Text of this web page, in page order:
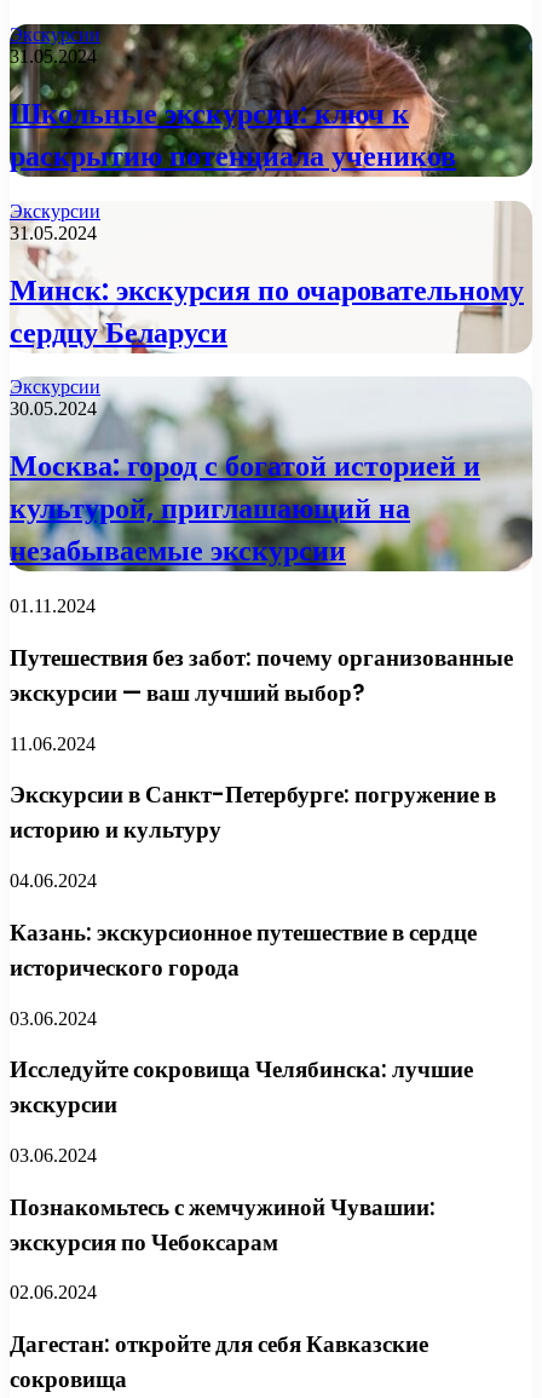
Экскурсии
31.05.2024
Школьные экскурсии: ключ к
раскрытию потенциала учеников
Экскурсии
31.05.2024
Минск: экскурсия по очаровательному
сердцу Беларуси
Экскурсии
30.05.2024
Москва: город с богатой историей и
культурой, приглашающий на
незабываемые экскурсии
01.11.2024
Путешествия без забот: почему организованные
экскурсии — ваш лучший выбор?
11.06.2024
Экскурсии в Санкт-Петербурге: погружение в
историю и культуру
04.06.2024
Казань: экскурсионное путешествие в сердце
исторического города
03.06.2024
Исследуйте сокровища Челябинска: лучшие
экскурсии
03.06.2024
Познакомьтесь с жемчужиной Чувашии:
экскурсия по Чебоксарам
02.06.2024
Дагестан: откройте для себя Кавказские
сокровища